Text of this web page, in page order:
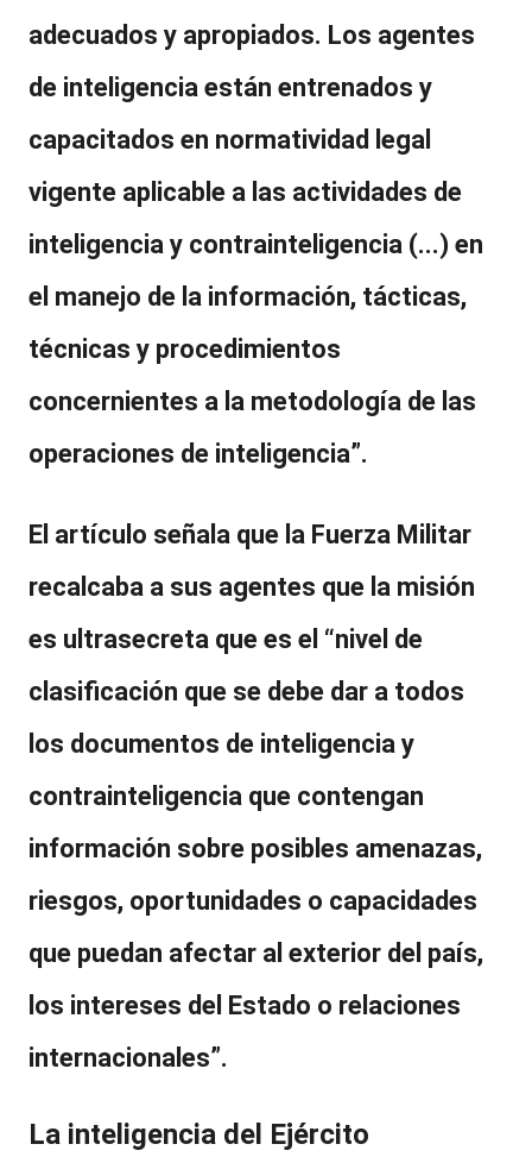
adecuados y apropiados. Los agentes
de inteligencia están entrenados y
capacitados en normatividad legal
vigente aplicable a las actividades de
inteligencia y contrainteligencia (...) en
el manejo de la información, tácticas,
técnicas y procedimientos
concernientes a la metodología de las
operaciones de inteligencia”.
El artículo señala que la Fuerza Militar
recalcaba a sus agentes que la misión
es ultrasecreta que es el “nivel de
clasificación que se debe dar a todos
los documentos de inteligencia y
contrainteligencia que contengan
información sobre posibles amenazas,
riesgos, oportunidades o capacidades
que puedan afectar al exterior del país,
los intereses del Estado o relaciones
internacionales”.
La inteligencia del Ejército